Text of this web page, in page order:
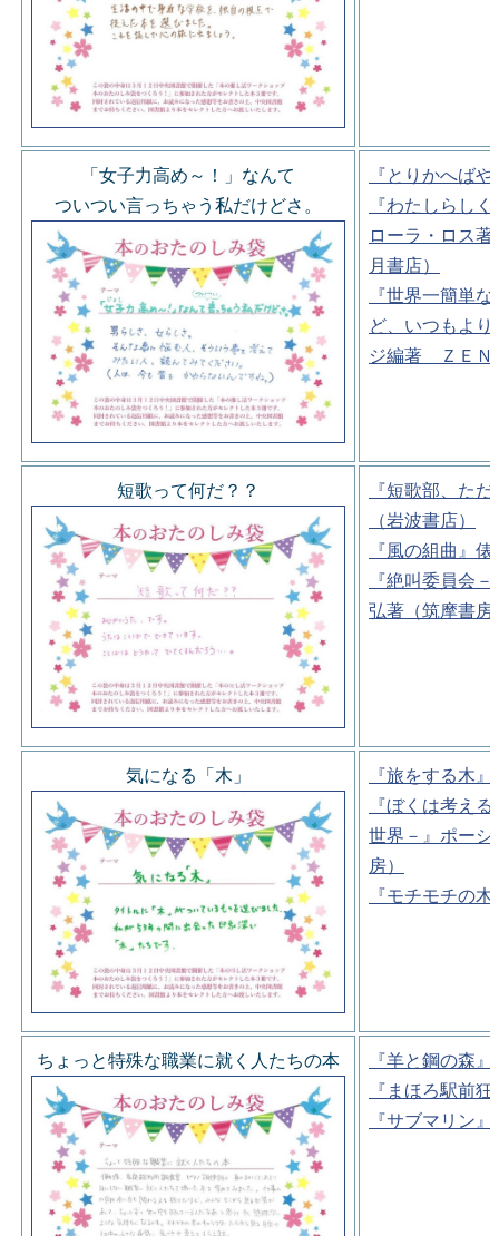
「女子力高め～！」なんて
ついつい言っちゃう私だけどさ。
『とりかへば
『わたしらし
ローラ・ロス
月書店）
『世界一簡単
ど、いつもよ
ジ編著 ＺＥＮ
短歌って何だ？？
『短歌部、た
（岩波書店）
『風の組曲』
『絶叫委員会
弘著（筑摩書房
気になる「木」
『旅をする木
『ぼくは考え
世界－』ポー
房）
『モチモチの
ちょっと特殊な職業に就く人たちの本
『羊と鋼の森
『まほろ駅前
『サブマリン